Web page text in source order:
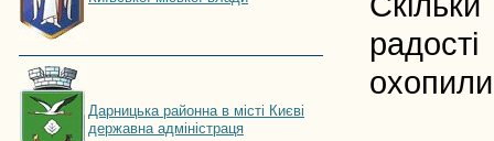
Дарницька районна в місті Києві
державна адміністраця
охопили